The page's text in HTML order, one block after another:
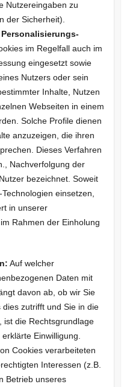
Nutzereingaben zu
der Sicherheit).
im Regelfall auch im
eingesetzt sowie
Nutzers oder sein
Inhalte, Nutzen
Webseiten in einem
Solche Profile dienen
anzuzeigen, die ihren
Dieses Verfahren
Nachverfolgung der
bezeichnet. Soweit
einsetzen,
in unserer
Rahmen der Einholung
Auf welcher
Daten mit
davon ab, ob wir Sie
zutrifft und Sie in die
ist die Rechtsgrundlage
Einwilligung.
Cookies verarbeiteten
Interessen (z.B.
Betrieb unseres